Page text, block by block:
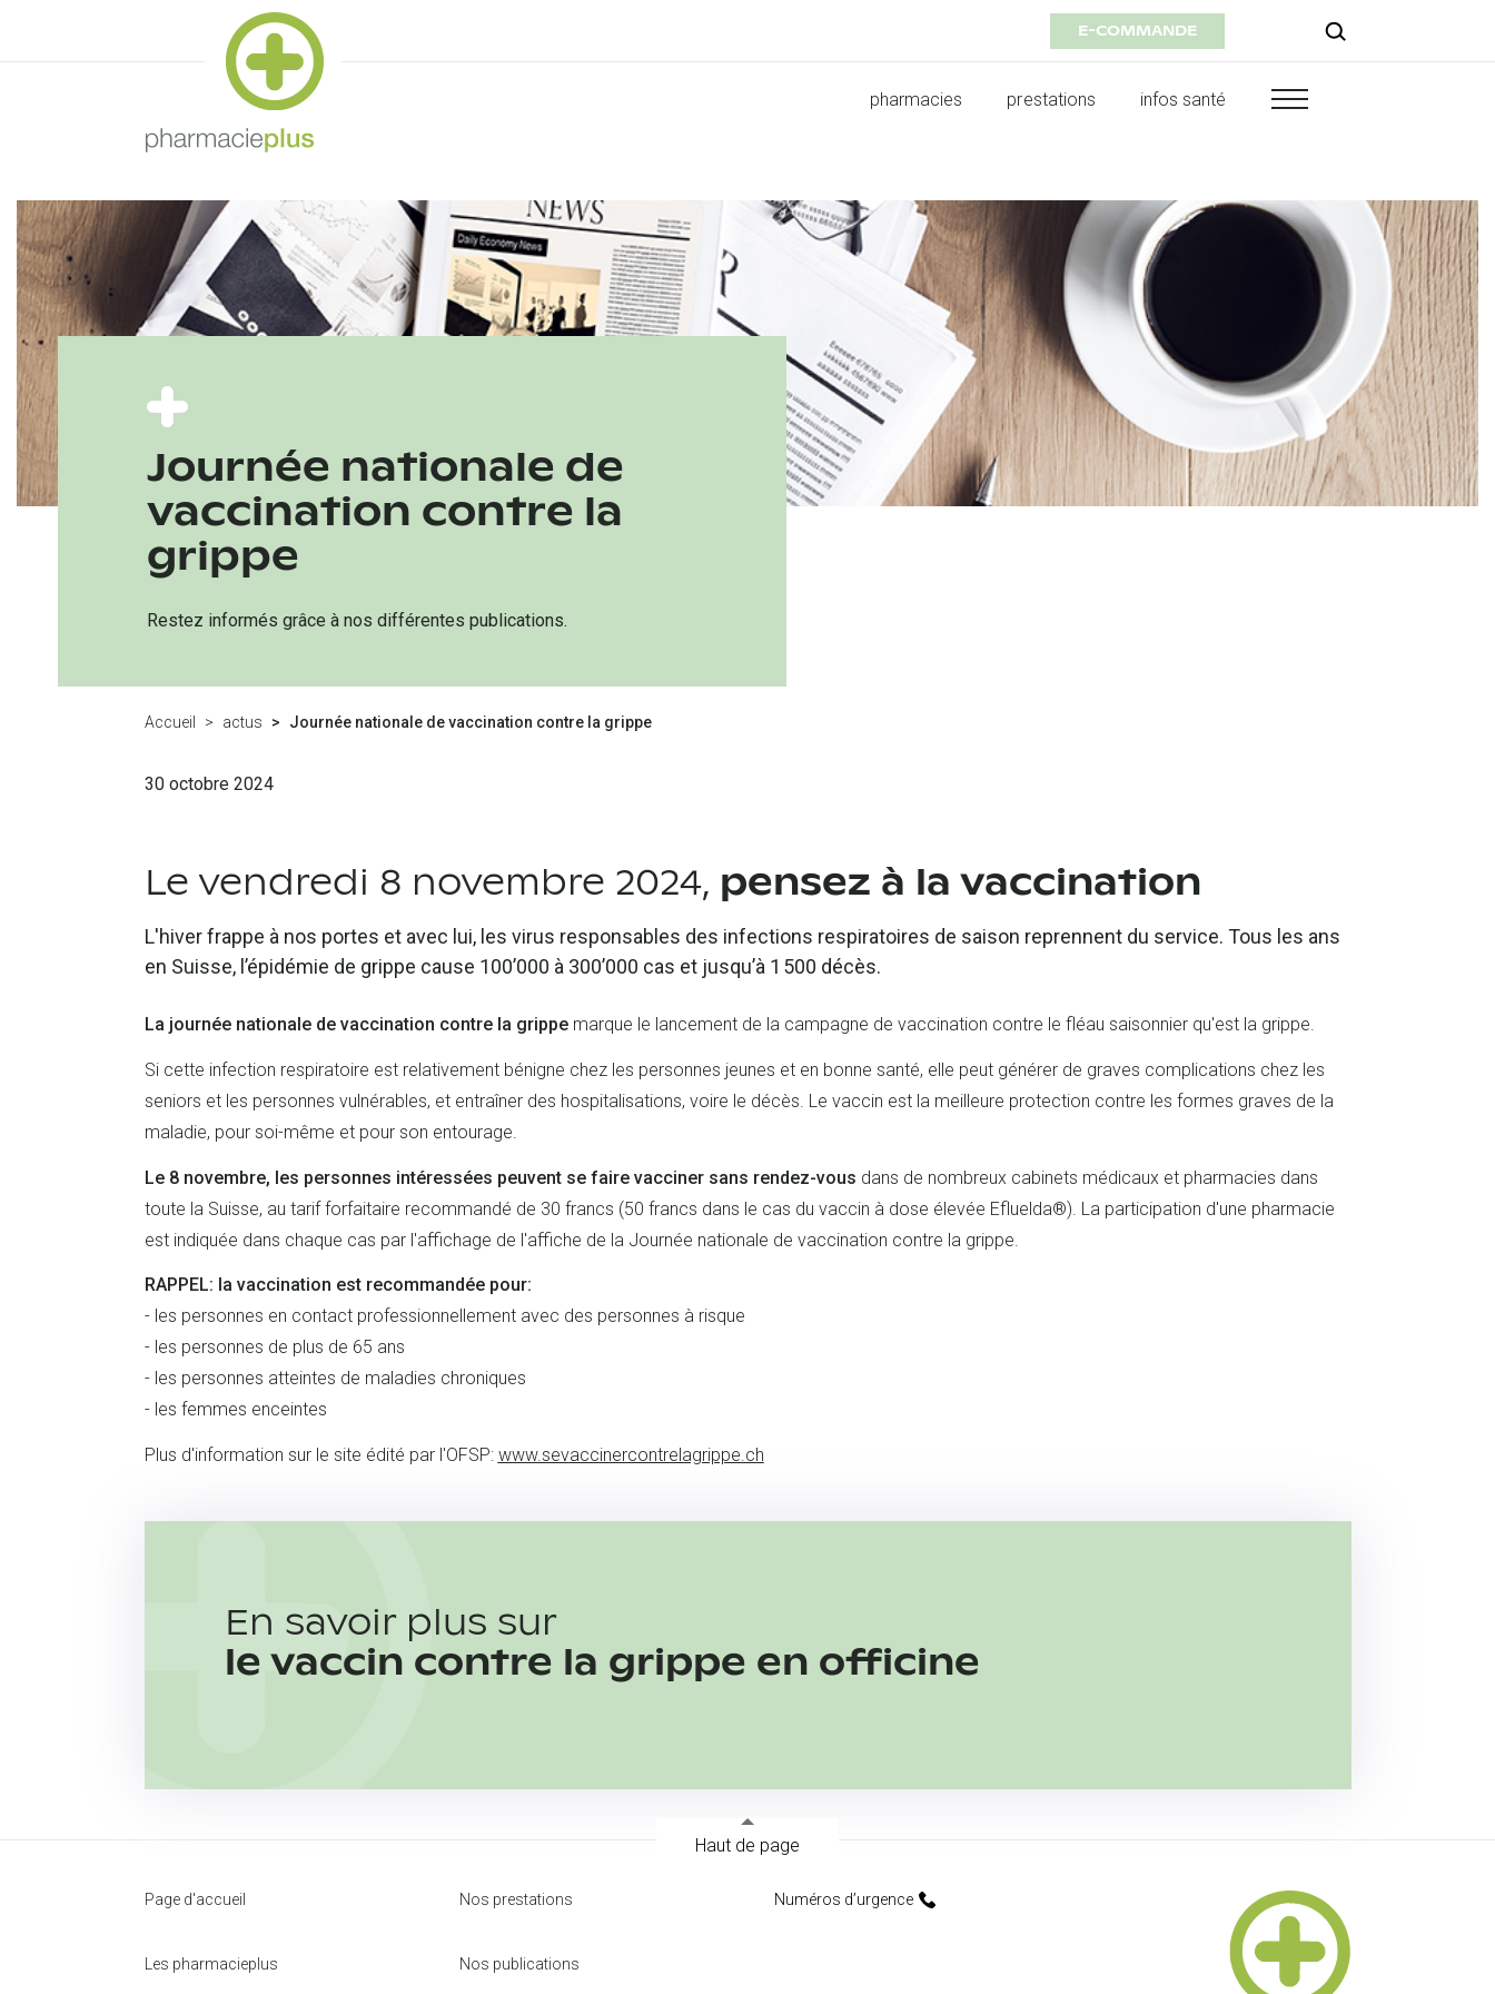
E-COMMANDE
pharmacies prestations infos santé
Journée nationale de
vaccination contre la
grippe
Restez informés grâce à nos différentes publications.
Accueil actus Journée nationale de vaccination contre la grippe
30 octobre 2024
Le vendredi 8 novembre 2024, pensez à la vaccination
L'hiver frappe à nos portes et avec lui, les virus responsables des infections respiratoires de saison reprennent du service. Tous les ans
en Suisse, l’épidémie de grippe cause 100’000 à 300’000 cas et jusqu’à 1 500 décès.
La journée nationale de vaccination contre la grippemarque le lancement de la campagne de vaccination contre le fléau saisonnier qu'est la grippe.
Si cette infection respiratoire est relativement bénigne chez les personnes jeunes et en bonne santé, elle peut générer de graves complications chez les
seniors et les personnes vulnérables, et entraîner des hospitalisations, voire le décès. Le vaccin est la meilleure protection contre les formes graves de la
maladie, pour soi-même et pour son entourage.
Le 8 novembre, les personnes intéressées peuvent se faire vacciner sans rendez-vous dans de nombreux cabinets médicaux et pharmacies dans
toute la Suisse, au tarif forfaitaire recommandé de 30 francs (50 francs dans le cas du vaccin à dose élevée Efluelda®). La participation d'une pharmacie
est indiquée dans chaque cas par l'affichage de l'affiche de la Journée nationale de vaccination contre la grippe.
RAPPEL: la vaccination est recommandée pour:
- les personnes en contact professionnellement avec des personnes à risque
- les personnes de plus de 65 ans
- les personnes atteintes de maladies chroniques
- les femmes enceintes
Plus d'information sur le site édité par l'OFSP: www.sevaccinercontrelagrippe.ch
En savoir plus sur
le vaccin contre la grippe en officine
Haut de page
Page d'accueil
Les pharmacieplus
Nos prestations
Nos publications
Numéros d’urgence